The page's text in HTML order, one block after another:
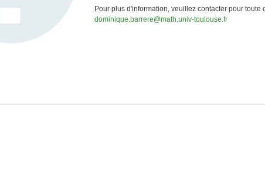
Pour plus d'information, veuillez contacter pour
dominique.barrere@math.univ-toulouse.fr